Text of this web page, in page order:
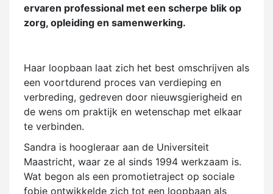
ervaren professional met een scherpe blik op
zorg, opleiding en samenwerking.
Haar loopbaan laat zich het best omschrijven als
een voortdurend proces van verdieping en
verbreding, gedreven door nieuwsgierigheid en
de wens om praktijk en wetenschap met elkaar
te verbinden.
Sandra is hoogleraar aan de Universiteit
Maastricht, waar ze al sinds 1994 werkzaam is.
Wat begon als een promotietraject op sociale
fobie ontwikkelde zich tot een loopbaan als